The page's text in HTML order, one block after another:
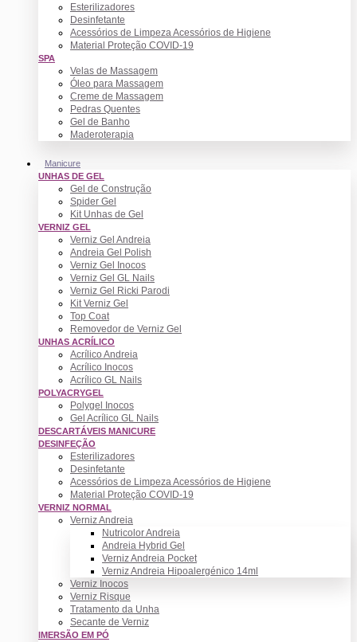
Esterilizadores
Desinfetante
Acessórios de Limpeza Acessórios de Higiene
Material Proteção COVID-19
SPA
Velas de Massagem
Óleo para Massagem
Creme de Massagem
Pedras Quentes
Gel de Banho
Maderoterapia
Manicure
UNHAS DE GEL
Gel de Construção
Spider Gel
Kit Unhas de Gel
VERNIZ GEL
Verniz Gel Andreia
Andreia Gel Polish
Verniz Gel Inocos
Verniz Gel GL Nails
Verniz Gel Ricki Parodi
Kit Verniz Gel
Top Coat
Removedor de Verniz Gel
UNHAS ACRÍLICO
Acrílico Andreia
Acrílico Inocos
Acrílico GL Nails
POLYACRYGEL
Polygel Inocos
Gel Acrílico GL Nails
DESCARTÁVEIS MANICURE
DESINFEÇÃO
Esterilizadores
Desinfetante
Acessórios de Limpeza Acessórios de Higiene
Material Proteção COVID-19
VERNIZ NORMAL
Verniz Andreia
Nutricolor Andreia
Andreia Hybrid Gel
Verniz Andreia Pocket
Verniz Andreia Hipoalergénico 14ml
Verniz Inocos
Verniz Risque
Tratamento da Unha
Secante de Verniz
IMERSÃO EM PÓ